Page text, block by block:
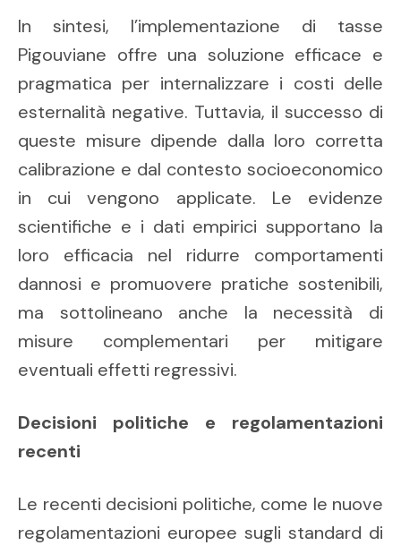
In sintesi, l’implementazione di tasse
Pigouviane offre una soluzione efficace e
pragmatica per internalizzare i costi delle
esternalità negative. Tuttavia, il successo di
queste misure dipende dalla loro corretta
calibrazione e dal contesto socioeconomico
in cui vengono applicate. Le evidenze
scientifiche e i dati empirici supportano la
loro efficacia nel ridurre comportamenti
dannosi e promuovere pratiche sostenibili,
ma sottolineano anche la necessità di
misure complementari per mitigare
eventuali effetti regressivi.
Decisioni politiche e regolamentazioni
recenti
Le recenti decisioni politiche, come le nuove
regolamentazioni europee sugli standard di